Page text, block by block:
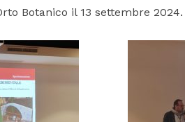
Botanico il 13 settembre 2024.